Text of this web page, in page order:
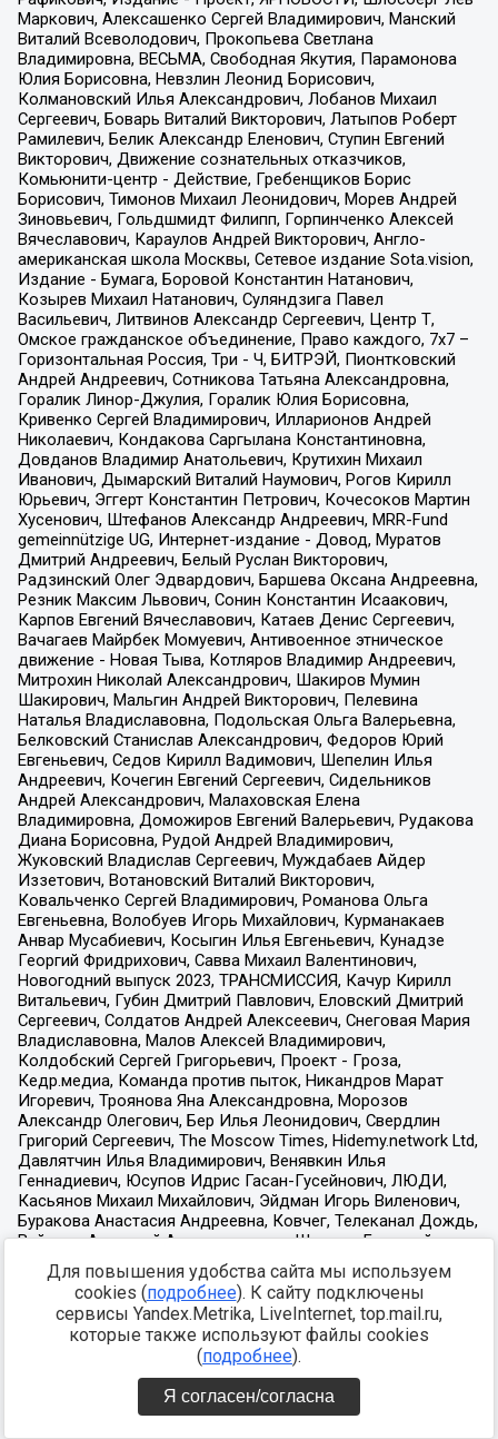
Для повышения удобства сайта мы используем
cookies (подробнее). К сайту подключены
сервисы Yandex.Metrika, LiveInternet, top.mail.ru,
которые также используют файлы cookies
(подробнее).
Я согласен/согласна